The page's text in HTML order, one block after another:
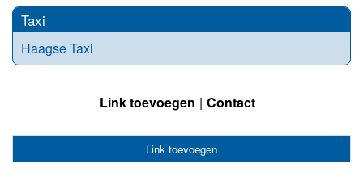
Taxi
Haagse Taxi
Link toevoegen Contact
Link toevoegen